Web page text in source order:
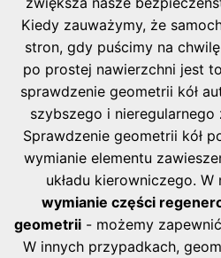
Kiedy zauważymy, że
stron, gdy puścimy na
po prostej nawierzchni jest
sprawdzenie geometrii kół
szybszego i nieregularnego
Sprawdzenie geometrii kół
wymianie elementu
układu kierowniczego. W
wymianie części
geometrii - możemy
W innych przypadkach,